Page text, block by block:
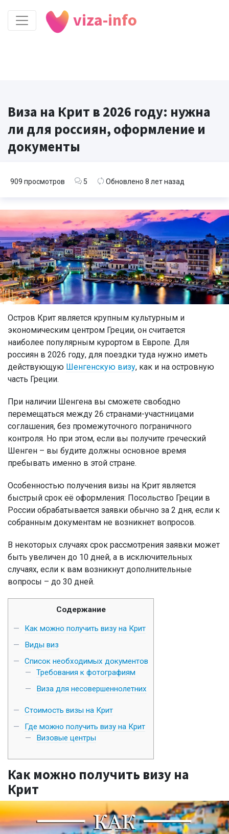
viza-info
Виза на Крит в 2026 году: нужна
ли для россиян, оформление и
документы
Остров Крит является крупным культурным и
экономическим центром Греции, он считается
наиболее популярным курортом в Европе. Для
россиян в 2026 году, для поездки туда нужно иметь
действующую Шенгенскую визу, как и на островную
часть Греции.
При наличии Шенгена вы сможете свободно
перемещаться между 26 странами-участницами
соглашения, без промежуточного пограничного
контроля. Но при этом, если вы получите греческий
Шенген – вы будите должны основное время
пребывать именно в этой стране.
Особенностью получения визы на Крит является
быстрый срок её оформления: Посольство Греции в
России обрабатывается заявки обычно за 2 дня, если к
собранным документам не возникнет вопросов.
В некоторых случаях срок рассмотрения заявки может
быть увеличен до 10 дней, а в исключительных
случаях, если к вам возникнут дополнительные
вопросы – до 30 дней.
Содержание
Как можно получить визу на Крит
Виды виз
Список необходимых документов
Требования к фотографиям
Виза для несовершеннолетних
Стоимость визы на Крит
Где можно получить визу на Крит
Визовые центры
Как можно получить визу на
Крит
909 просмотров 5 Обновлено 8 лет назад